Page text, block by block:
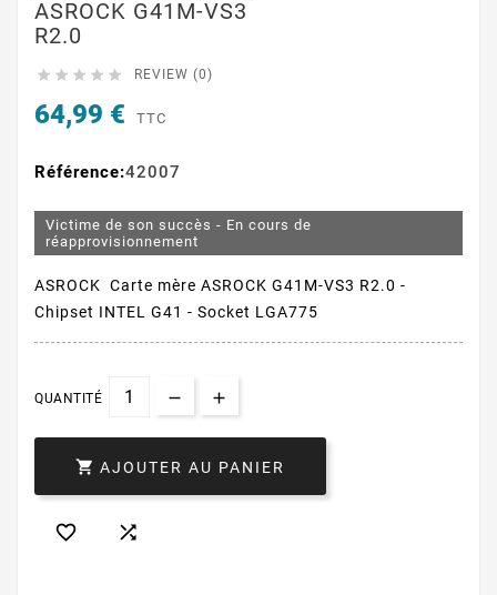
ASROCK G41M-VS3
R2.0
     REVIEW (0)
64,99 € TTC
Référence:42007
Victime de son succès - En cours de
réapprovisionnement
ASROCK Carte mère ASROCK G41M-VS3 R2.0 -
Chipset INTEL G41 - Socket LGA775
QUANTITÉ
 AJOUTER AU PANIER
 